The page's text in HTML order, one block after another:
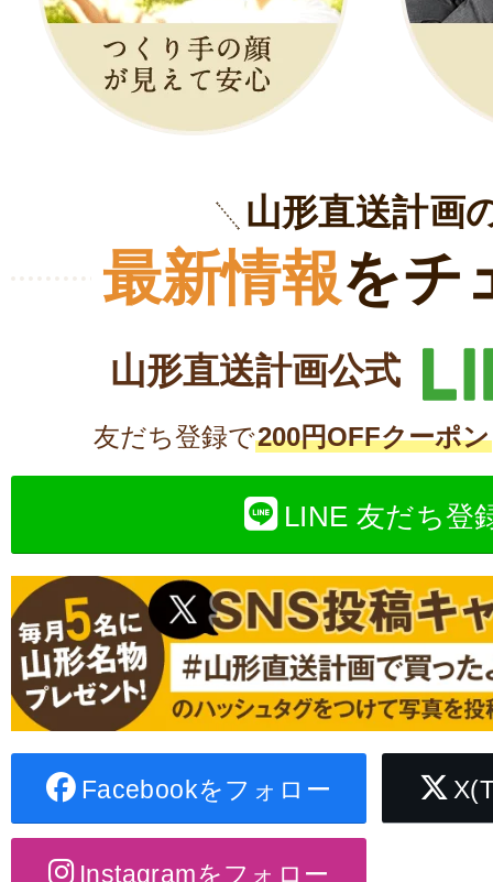
山形直送計画
最新情報をチ
山形直送計画公式
友だち登録で200円OFFクーポン
LINE 友だち登
Facebookをフォロー
Instagramをフォロー